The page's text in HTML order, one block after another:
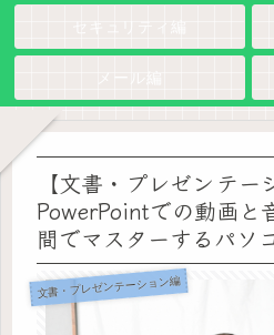
【文書・プレゼンテー
PowerPointでの動画と
間でマスターするパソ
文書・プレゼンテーション編